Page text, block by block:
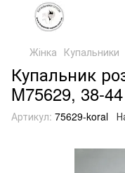
Жінка Купальники
Купальник
M75629, 38-
Артикул: 75629-koral